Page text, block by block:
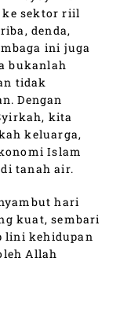
sektor riil
denda,
ini juga
bukanlah
tidak
Dengan
kita
keluarga,
Islam
tanah air.
hari
kuat, sembari
lini kehidupan
Allah